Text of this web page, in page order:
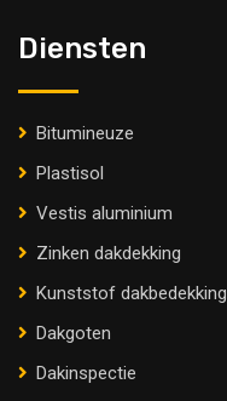
Diensten
Bitumineuze
Plastisol
Vestis aluminium
Zinken dakdekking
Kunststof dakbedekking
Dakgoten
Dakinspectie